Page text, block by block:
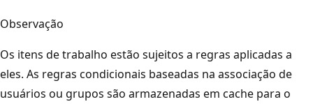
Observação
Os itens de trabalho estão sujeitos a regras aplicadas a
eles. As regras condicionais baseadas na associação de
usuários ou grupos são armazenadas em cache para o